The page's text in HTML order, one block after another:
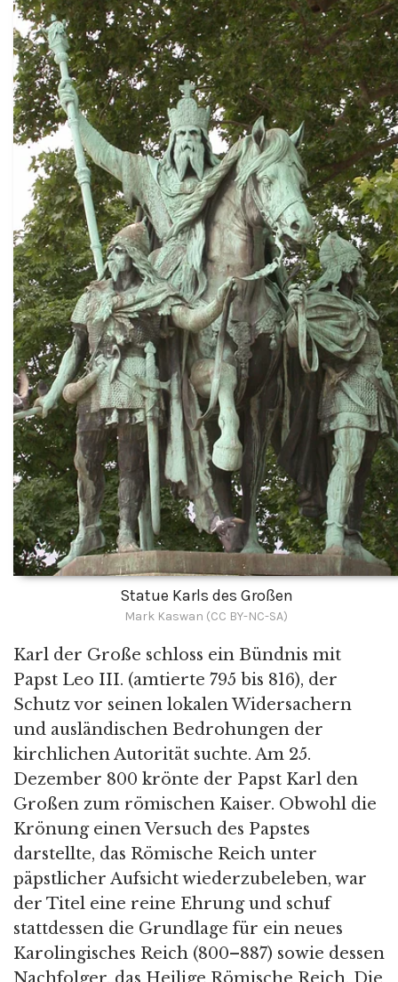
Statue Karls des Großen
Mark Kaswan (CC BY-NC-SA)
Karl der Große schloss ein Bündnis mit
Papst Leo III. (amtierte 795 bis 816), der
Schutz vor seinen lokalen Widersachern
und ausländischen Bedrohungen der
kirchlichen Autorität suchte. Am 25.
Dezember 800 krönte der Papst Karl den
Großen zum römischen Kaiser. Obwohl die
Krönung einen Versuch des Papstes
darstellte, das Römische Reich unter
päpstlicher Aufsicht wiederzubeleben, war
der Titel eine reine Ehrung und schuf
stattdessen die Grundlage für ein neues
Karolingisches Reich (800–887) sowie dessen